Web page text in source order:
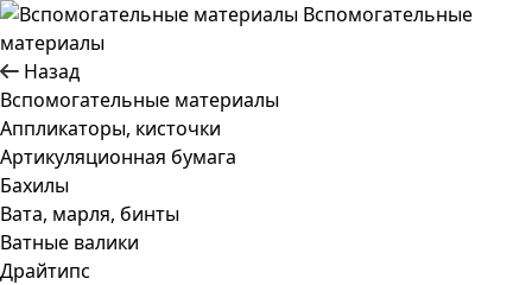
Вспомогательные
материалы
Назад
Вспомогательные материалы
Аппликаторы, кисточки
Артикуляционная бумага
Бахилы
Вата, марля, бинты
Ватные валики
Драйтипс